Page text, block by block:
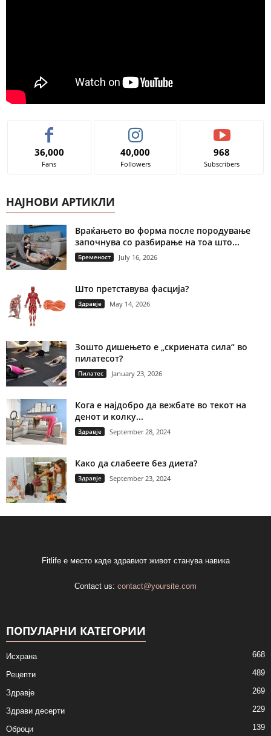
36,000
Fans
40,000
Followers
968
Subscribers
НАЈНОВИ АРТИКЛИ
Враќањето во форма после породување
започнува со разбирање на тоа што...
Бременост July 16, 2026
Што претставува фасција?
Здравје May 14, 2026
Зошто дишењето е „скриената сила“ во
пилатесот?
Пилатес January 23, 2026
Кога е најдобро да вежбате во текот на
денот и колку...
Здравје September 28, 2024
Како да слабеете без диета?
Здравје September 23, 2024
Fitlife е место каде здравиот живот станува навика
Contact us: contact@yoursite.com
ПОПУЛАРНИ КАТЕГОРИИ
Исхрана 668
Рецепти 489
Здравје 269
Здрави десерти 229
Оброци 139